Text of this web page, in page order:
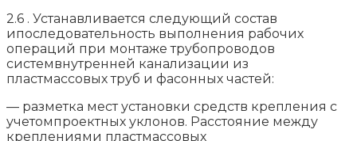
2.6 . Устанавливается следующий состав
ипоследовательность выполнения рабочих
операций при монтаже трубопроводов
системвнутренней канализации из
пластмассовых труб и фасонных частей:
— разметка мест установки средств крепления с
учетомпроектных уклонов. Расстояние между
креплениями пластмассовых